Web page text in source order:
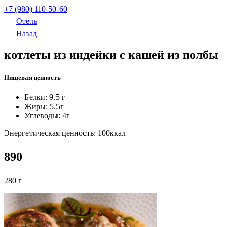
+7 (980) 110-50-60
Отель
Назад
котлеты из индейки с кашей из полбы
Пищевая ценность
Белки: 9.5 г
Жиры: 5.5г
Углеводы: 4г
Энергетическая ценность: 100ккал
890
280 г